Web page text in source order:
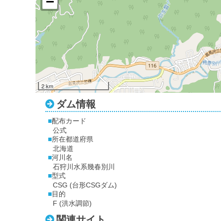
2 km
ダム情報
配布カード
公式
所在都道府県
北海道
河川名
石狩川水系幾春別川
型式
CSG (台形CSGダム)
目的
F (洪水調節)